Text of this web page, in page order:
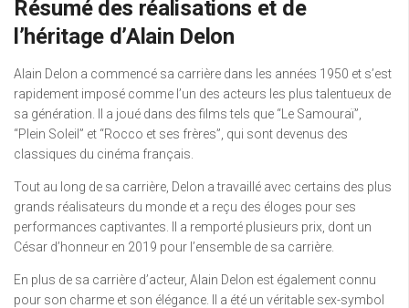
Résumé des réalisations et de
l’héritage d’Alain Delon
Alain Delon a commencé sa carrière dans les années 1950 et s’est
rapidement imposé comme l’un des acteurs les plus talentueux de
sa génération. Il a joué dans des films tels que “Le Samouraï”,
“Plein Soleil” et “Rocco et ses frères”, qui sont devenus des
classiques du cinéma français.
Tout au long de sa carrière, Delon a travaillé avec certains des plus
grands réalisateurs du monde et a reçu des éloges pour ses
performances captivantes. Il a remporté plusieurs prix, dont un
César d’honneur en 2019 pour l’ensemble de sa carrière.
En plus de sa carrière d’acteur, Alain Delon est également connu
pour son charme et son élégance. Il a été un véritable sex-symbol